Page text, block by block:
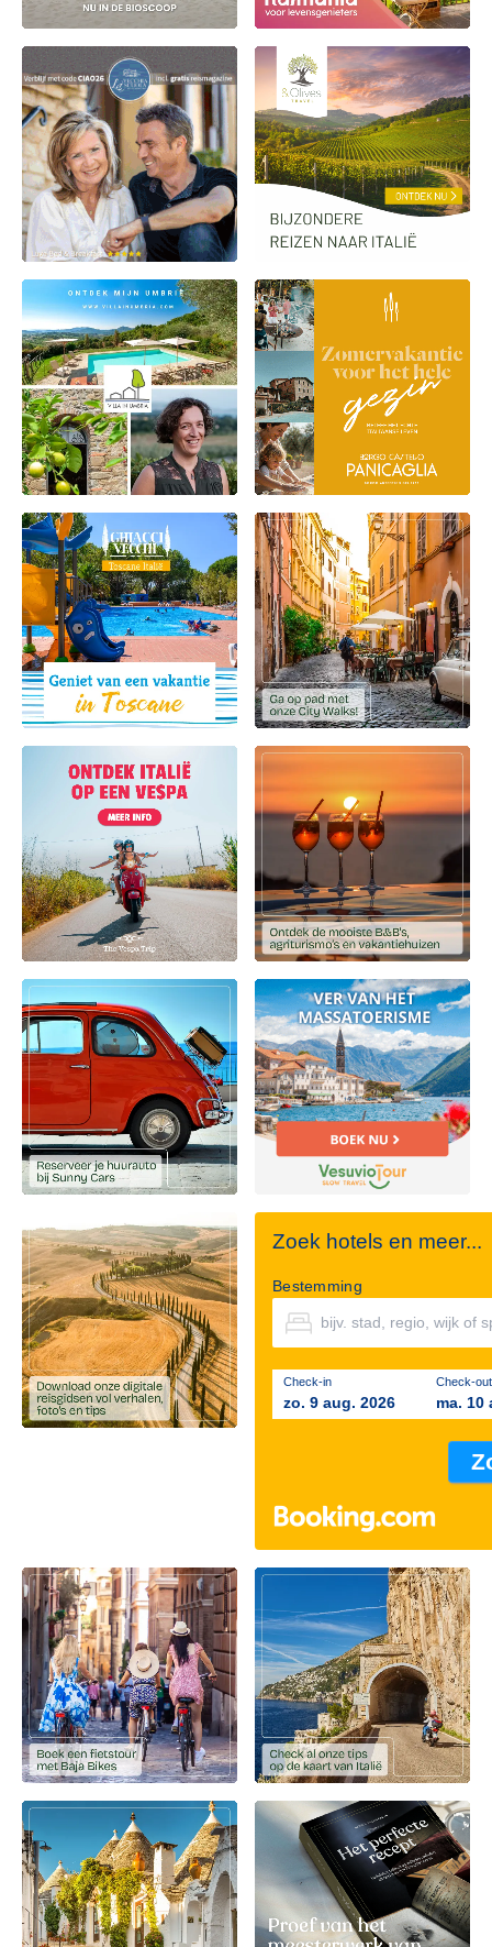
Zoek hotels en meer...
Bestemming
Check-in
zo. 9 aug. 2026
Check-out
ma. 10